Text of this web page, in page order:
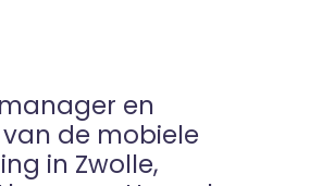
en
de mobiele
in Zwolle,